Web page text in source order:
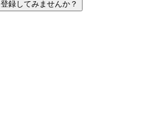
録してみませんか？